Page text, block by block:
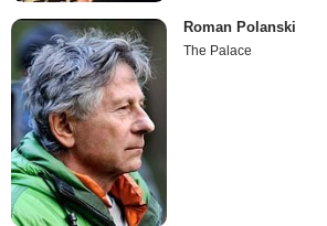
Roman Polanski
The Palace